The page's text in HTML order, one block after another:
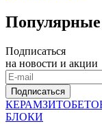
Подписаться
на новости и акции
Подписаться
БЛОКИ